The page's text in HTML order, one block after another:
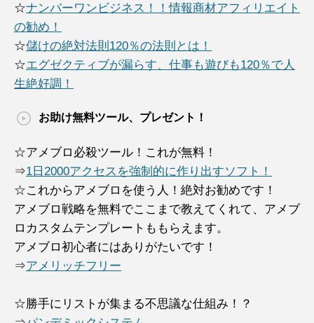
☆ナンバーワンビジネス！！情報商材アフィリエイト
の勧め！
☆儲けの絶対法則120％の法則とは！
☆エグゼクティブが漏らす、仕事も遊びも120％で人
生絶好調！
お助け無料ツール、プレゼント！
☆アメブロ必殺ツール！これが無料！
⇒1日2000アクセスを強制的に作り出すソフト！
☆これからアメブロを使う人！絶対お勧めです！
アメブロ戦略を無料でここまで教えてくれて、アメブ
ロカスタムテンプレートももらえます。
アメブロ初心者にはありがたいです！
⇒アメリッチフリー
☆勝手にリストが集まる不思議な仕組み！？